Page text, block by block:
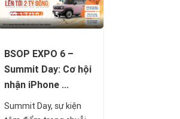
17/10/2025
BSOP EXPO 6 –
Summit Day: Cơ hội
nhận iPhone ...
Summit Day, sự kiện